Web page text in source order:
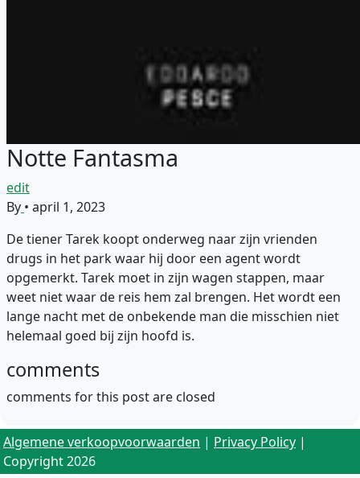
Notte Fantasma
edit
By • april 1, 2023
De tiener Tarek koopt onderweg naar zijn vrienden
drugs in het park waar hij door een agent wordt
opgemerkt. Tarek moet in zijn wagen stappen, maar
weet niet waar de reis hem zal brengen. Het wordt een
lange nacht met de onbekende man die misschien niet
helemaal goed bij zijn hoofd is.
comments
comments for this post are closed
Algemene verkoopvoorwaarden | Privacy Policy |
Copyright 2026